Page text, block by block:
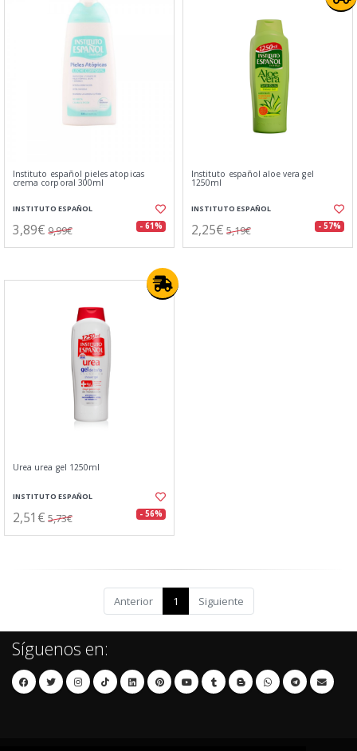
Instituto español pieles atopicas
crema corporal 300ml
INSTITUTO ESPAÑOL
3,89€ 9,99€ - 61%
Instituto español aloe vera gel
1250ml
INSTITUTO ESPAÑOL
2,25€ 5,19€ - 57%
Urea urea gel 1250ml
INSTITUTO ESPAÑOL
2,51€ 5,73€ - 56%
Anterior 1 Siguiente
Síguenos en: